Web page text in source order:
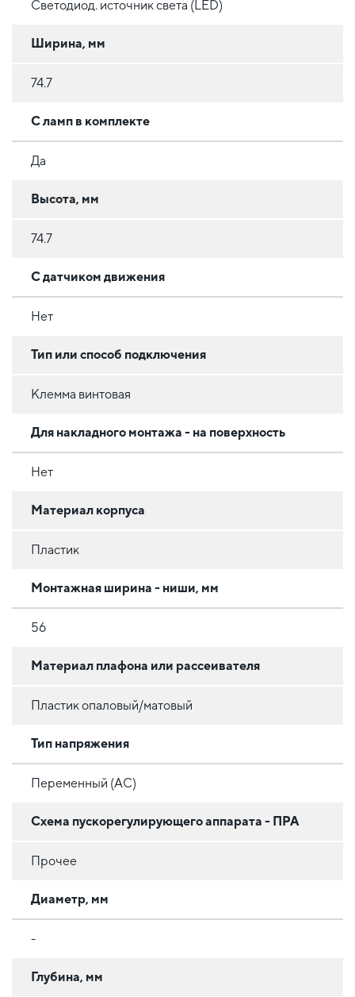
Светодиод. источник света (LED)
Ширина, мм
74.7
С ламп в комплекте
Да
Высота, мм
74.7
С датчиком движения
Нет
Тип или способ подключения
Клемма винтовая
Для накладного монтажа - на поверхность
Нет
Материал корпуса
Пластик
Монтажная ширина - ниши, мм
56
Материал плафона или рассеивателя
Пластик опаловый/матовый
Тип напряжения
Переменный (AC)
Схема пускорегулирующего аппарата - ПРА
Прочее
Диаметр, мм
-
Глубина, мм